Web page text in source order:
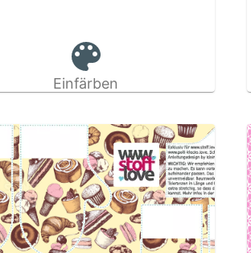
Einfärben